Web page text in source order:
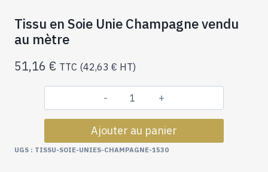
Tissu en Soie Unie Champagne vendu
au mètre
51,16 € TTC (42,63 € HT)
quantité
de
Tissu
en
Ajouter au panier
UGS : TISSU-SOIE-UNIES-CHAMPAGNE-1530